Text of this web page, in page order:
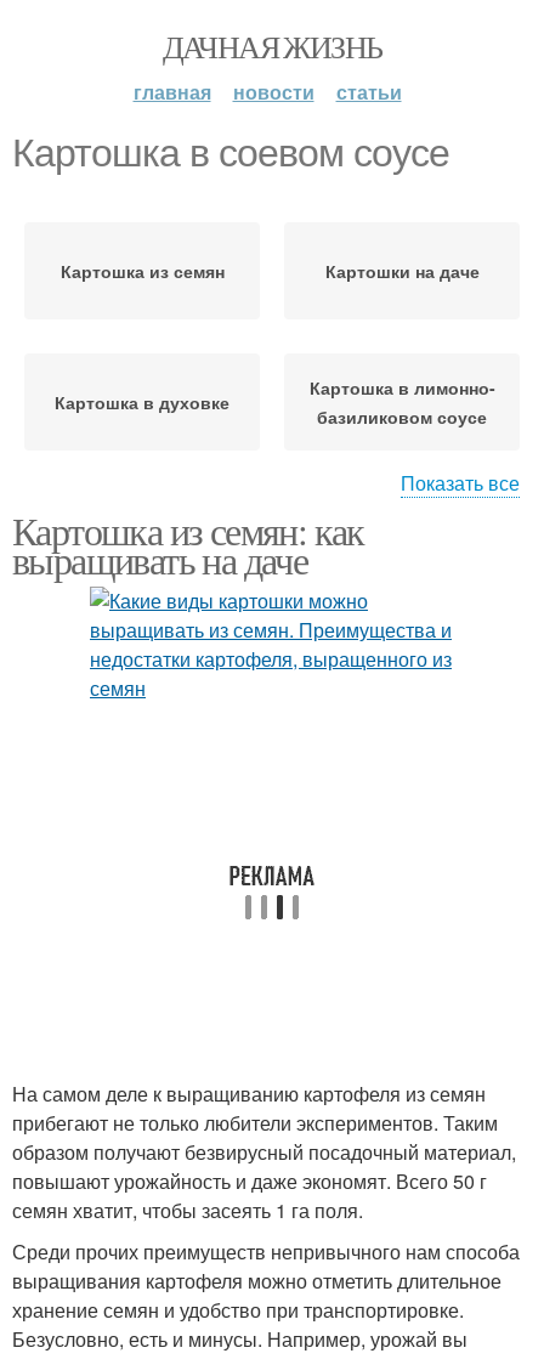
ДАЧНАЯ ЖИЗНЬ
главная новости статьи
Картошка в соевом соусе
Картошка из семян Картошки на даче
Картошка в духовке
Картошка в лимонно-
базиликовом соусе
Картошки с зеленью Картошка с сулугуни
Показать все
Картошка из семян: как
выращивать на даче
На самом деле к выращиванию картофеля из семян
прибегают не только любители экспериментов. Таким
образом получают безвирусный посадочный материал,
повышают урожайность и даже экономят. Всего 50 г
семян хватит, чтобы засеять 1 га поля.
Среди прочих преимуществ непривычного нам способа
выращивания картофеля можно отметить длительное
хранение семян и удобство при транспортировке.
Безусловно, есть и минусы. Например, урожай вы